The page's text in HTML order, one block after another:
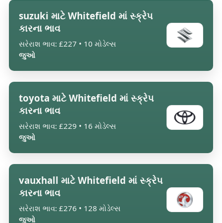
suzuki માટે Whitefield માં સ્ક્રેપ
કારના ભાવ
સરેરાશ ભાવ: £227 • 10 મોડેલ્સ
જુઓ
toyota માટે Whitefield માં સ્ક્રેપ
કારના ભાવ
સરેરાશ ભાવ: £229 • 16 મોડેલ્સ
જુઓ
vauxhall માટે Whitefield માં સ્ક્રેપ
કારના ભાવ
સરેરાશ ભાવ: £276 • 128 મોડેલ્સ
જુઓ